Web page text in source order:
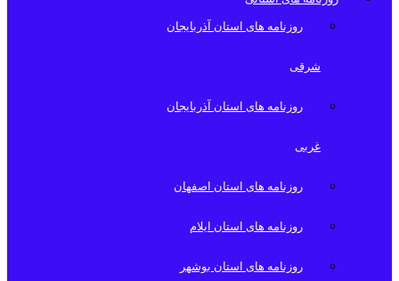
روزنامه های استان آذربایجان
شرقی
روزنامه های استان آذربایجان
غربی
روزنامه های استان اصفهان
روزنامه های استان ایلام
روزنامه های استان بوشهر